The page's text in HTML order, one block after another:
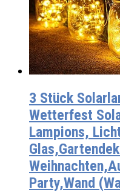
3 Stück
Wetterfest
Lampions,
Party,Wand